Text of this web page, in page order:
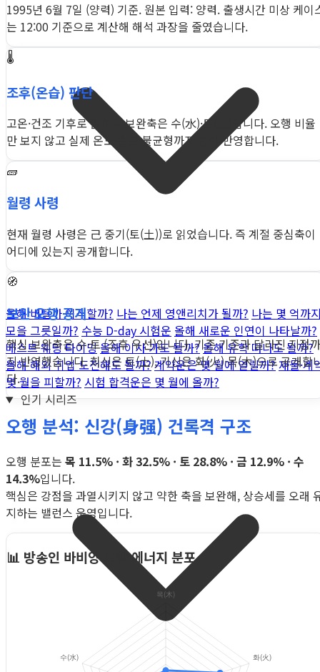
올해 버틸까 이직할까? 나는 언제 영앤리치가 될까? 나는 몇 억까
모을 그릇일까? 수능 D-day 시험운 올해 새로운 인연이 나타날까?
베스트 웨딩 타이밍 올해 이사 가도 될까?올해 유학 떠나도 될까?
올해 해외 취업 도전해도 될까?계약운은 몇 월에 열릴까?재물·계
몇 월을 피할까? 시험 합격운은 몇 월에 올까?
인기 시리즈
1995년 6월 7일 (양력) 기준. 원본 입력: 양력. 출생시간 미상 케이
는 12:00 기준으로 계산해 해석 과장을 줄였습니다.
🌡️
조후(온습) 판단
고온·건조 기후로 읽히며 보완축은 수(水)·토(土)입니다. 오행 비율
만 보지 않고 실제 온도·습도 불균형까지 함께 반영합니다.
🧱
월령 사령
현재 월령 사령은 己 중기(토(土))로 읽었습니다. 즉 계절 중심축이
어디에 있는지 공개합니다.
🧭
보완 오행 공개
핵심 보완축은 수·토 (조후 우선)입니다. 기존 기준과 달라진 지점까
지 반영했습니다. 희신은 토(土), 기신은 화(火)·목(木)으로 공개합
다.
오행 분석: 신강(身强) 건록격 구조
오행 분포는 목 11.5% · 화 32.5% · 토 28.8% · 금 12.9% · 수
14.3%입니다.
핵심은 강점을 과열시키지 않고 약한 축을 보완해, 상승세를 오래
지하는 밸런스 운영입니다.
📊 방송인 바비앙 오행 에너지 분포